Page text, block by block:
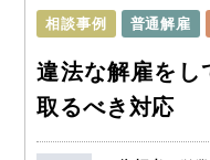
相談事例 普通解雇
違法な解雇をし
取るべき対応